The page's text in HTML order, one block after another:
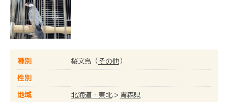
種別 桜文鳥（その他）
性別
地域
北海道・東北> 青森県